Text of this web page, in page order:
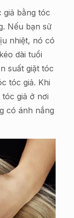
giả bằng tóc
Nếu bạn sử
nhiệt, nó có
dài tuổi
suất giặt tóc
tóc giả. Khi
giả ở nơi
có ánh nắng